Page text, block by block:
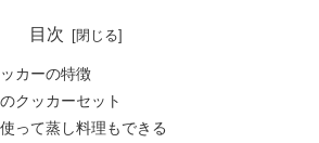
目次
カーの特徴
クッカーセット
って蒸し料理もできる